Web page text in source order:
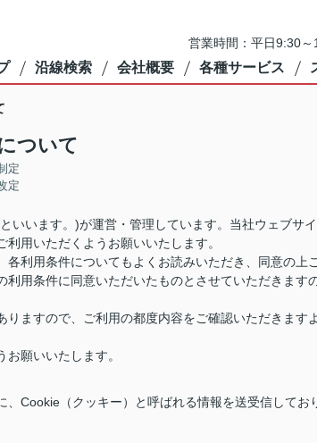
営業時間：平日9:30
沿線検索 会社概要 各種サービス
ついて
定
定
いいます。)が運営・管理しています。当社ウェブサイ
用いただくようお願いいたします。
利用条件についてもよくお読みいただき、同意の上
用条件に同意いただいたものとさせていただきます
ますので、ご利用の都度内容をご確認いただきます
願いいたします。
Cookie（クッキー）と呼ばれる情報を送受信してお